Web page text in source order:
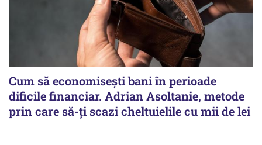
Cum să economisești bani în perioade
dificile financiar. Adrian Asoltanie, metode
prin care să-ți scazi cheltuielile cu mii de lei